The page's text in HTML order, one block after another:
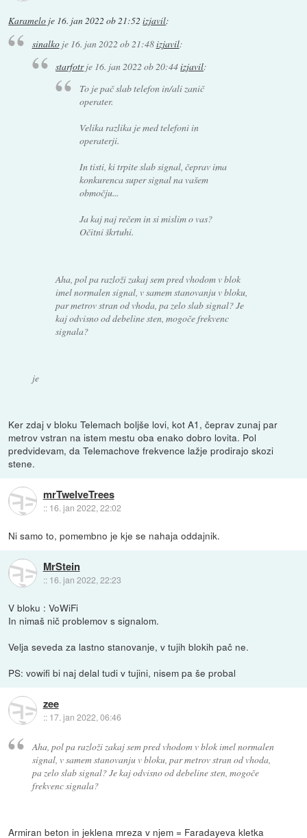
Karamelo je 16. jan 2022 ob 21:52 izjavil:
sinalkoje 16. jan 2022 ob 21:48izjavil:
starfotrje 16. jan 2022 ob 20:44izjavil:
To je pač slab telefon in/ali zanič
operater.
Velika razlika je med telefoni in
operaterji.
In tisti, ki trpite slab signal, čeprav ima
konkurenca super signal na vašem
območju...
Ja kaj naj rečem in si mislim o vas?
Očitni škrtuhi.
Aha, pol pa razloži zakaj sem pred vhodom v blok
imel normalen signal, v samem stanovanju v bloku,
par metrov stran od vhoda, pa zelo slab signal? Je
kaj odvisno od debeline sten, mogoče frekvenc
signala?
je
Ker zdaj v bloku Telemach boljše lovi, kot A1, čeprav zunaj par
metrov vstran na istem mestu oba enako dobro lovita. Pol
predvidevam, da Telemachove frekvence lažje prodirajo skozi
stene.
mrTwelveTrees
:: 16. jan 2022, 22:02
Ni samo to, pomembno je kje se nahaja oddajnik.
MrStein
:: 16. jan 2022, 22:23
V bloku : VoWiFi
In nimaš nič problemov s signalom.
Velja seveda za lastno stanovanje, v tujih blokih pač ne.
PS: vowifi bi naj delal tudi v tujini, nisem pa še probal
zee
:: 17. jan 2022, 06:46
Aha, pol pa razloži zakaj sem pred vhodom v blok imel normalen
signal, v samem stanovanju v bloku, par metrov stran od vhoda,
pa zelo slab signal? Je kaj odvisno od debeline sten, mogoče
frekvenc signala?
Armiran beton in jeklena mreza v njem = Faradayeva kletka